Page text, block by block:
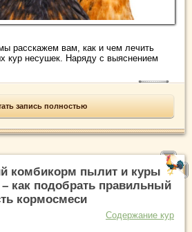
расскажем вам, как и чем лечить
кур несушек. Наряду с выяснением
запись полностью
комбикорм пылит и куры
как подобрать правильный
кормосмеси
Содержание кур